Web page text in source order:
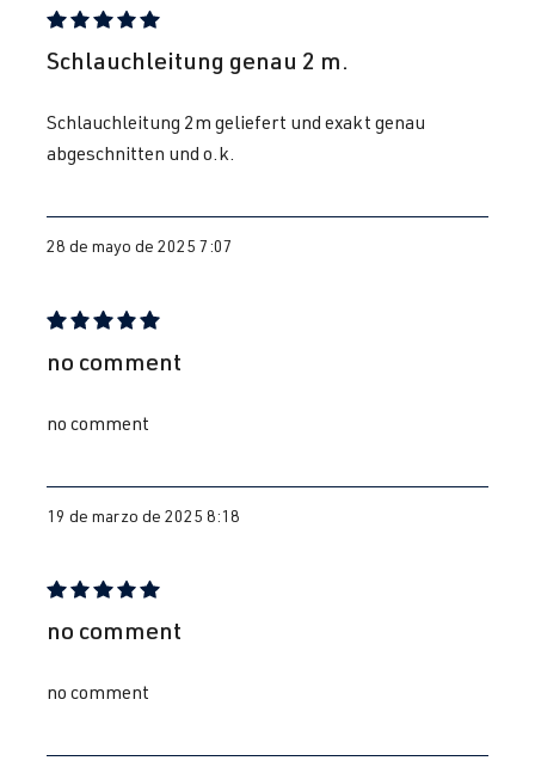
Reseña con calificación de 5 de 5 estrellas
Schlauchleitung genau 2 m.
Schlauchleitung 2m geliefert und exakt genau
abgeschnitten und o.k.
28 de mayo de 2025 7:07
Reseña con calificación de 5 de 5 estrellas
no comment
no comment
19 de marzo de 2025 8:18
Reseña con calificación de 5 de 5 estrellas
no comment
no comment